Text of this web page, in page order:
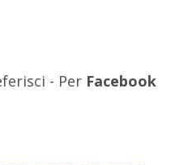
- Per Facebook